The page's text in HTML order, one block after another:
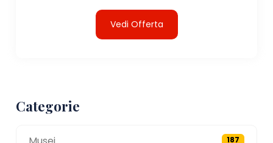
Vedi Offerta
Categorie
187